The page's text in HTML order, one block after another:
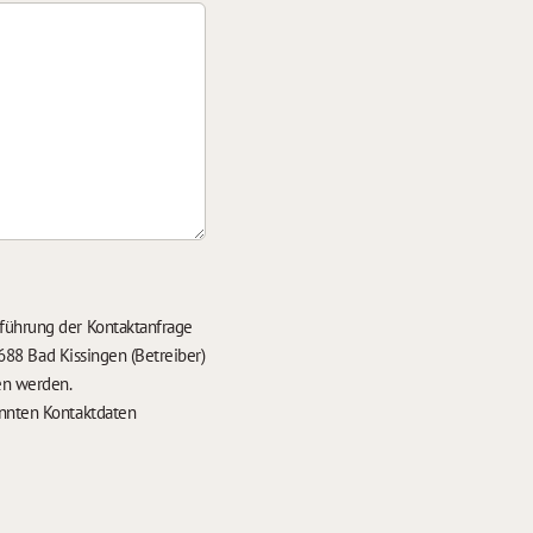
der Kontaktanfrage
Bad Kissingen (Betreiber)
werden.
Kontaktdaten